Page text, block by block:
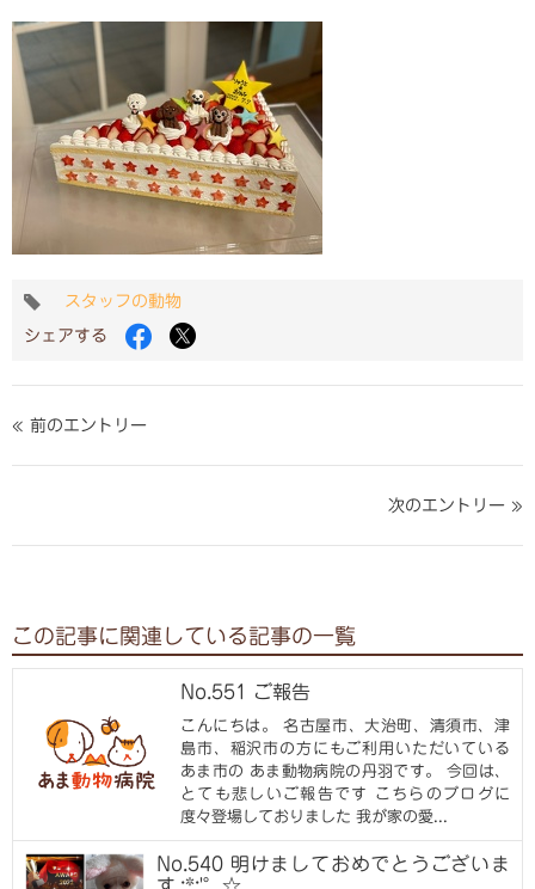
タ
スタッフの動物
シェアする
Facebook
ェ
Twitter
ェ
« 前のエントリー
次のエントリー »
この記事に関連している記事の一覧
No.551 ご報告
こんにちは。 名古屋市、大治町、清須市、津
島市、稲沢市の方にもご利用いただいている
あま市の あま動物病院の丹羽です。 今回は、
とても悲しいご報告です こちらのブログに
度々登場しておりました 我が家の愛...
No.540 明けましておめでとうございま